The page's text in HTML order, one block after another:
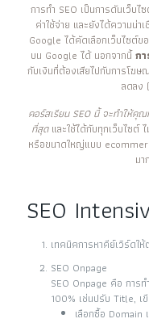
การทำ SEO เป็นการดันเว็บ
ค่าใช้จ่าย และยังได้ความน่า
Google ได้คัดเลือกเว็บไซต์
บน Google ได้ นอกจากนี้ก
กับเงินที่ต้องเสียไปกับการโฆ
ลดลง
คอร์สเรียน SEO นี้ จะทำให้คุ
ที่สุดและใช้ได้กับทุกเว็บไซต์
หรือขนาดใหญ่แบบ
ม
SEO
เทคนิคการหาคีย์เวิร์ดให้
SEO Onpage
SEO Onpage คือ การท
100% เช่นปรับ Title, เ
เลือกซื้อ Domain